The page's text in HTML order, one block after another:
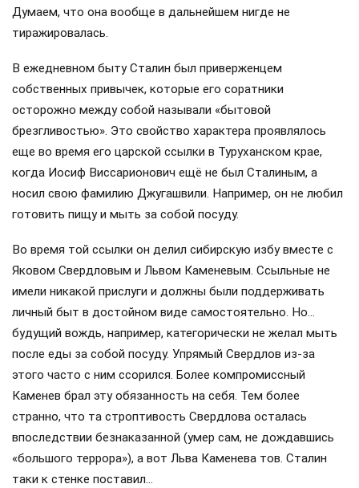
Думаем, что она вообще в дальнейшем нигде не
тиражировалась.
В ежедневном быту Сталин был приверженцем
собственных привычек, которые его соратники
осторожно между собой называли «бытовой
брезгливостью». Это свойство характера проявлялось
еще во время его царской ссылки в Туруханском крае,
когда Иосиф Виссарионович ещё не был Сталиным, а
носил свою фамилию Джугашвили. Например, он не любил
готовить пищу и мыть за собой посуду.
Во время той ссылки он делил сибирскую избу вместе с
Яковом Свердловым и Львом Каменевым. Ссыльные не
имели никакой прислуги и должны были поддерживать
личный быт в достойном виде самостоятельно. Но…
будущий вождь, например, категорически не желал мыть
после еды за собой посуду. Упрямый Свердлов из-за
этого часто с ним ссорился. Более компромиссный
Каменев брал эту обязанность на себя. Тем более
странно, что та строптивость Свердлова осталась
впоследствии безнаказанной (умер сам, не дождавшись
«большого террора»), а вот Льва Каменева тов. Сталин
таки к стенке поставил…